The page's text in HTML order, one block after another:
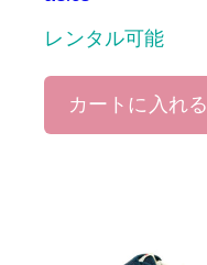
レンタル可能
カートに入れる